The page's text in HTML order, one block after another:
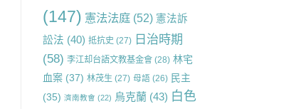
(147) 憲法法庭(52) 憲法訴
訟法 (40) 抵抗史 (27) 日治時期
(58) 李江却台語文教基金會(28) 林宅
血案(37) 林茂生 (27) 母語(26) 民主
(35) 濟南教會 (22) 烏克蘭(43) 白色